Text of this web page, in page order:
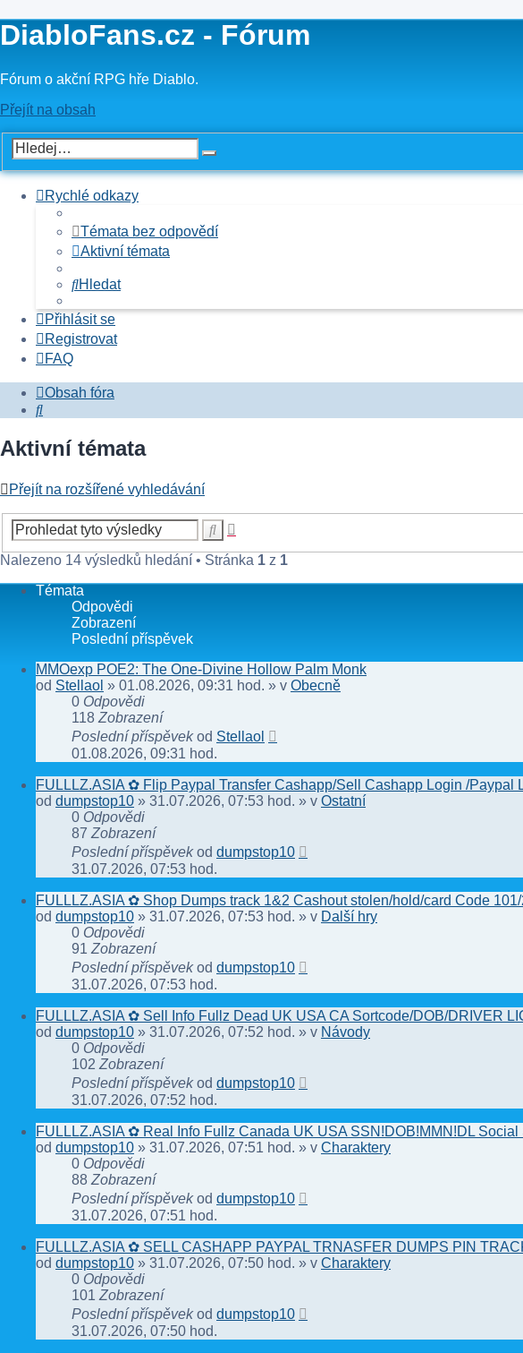
DiabloFans.cz - Fórum
Fórum o akční RPG hře Diablo.
Přejít na obsah
Rychlé odkazy
Témata bez odpovědí
Aktivní témata
Hledat
Přihlásit se
Registrovat
FAQ
Obsah fóra
Hledat
Aktivní témata
Přejít na rozšířené vyhledávání
Hledat
Nalezeno 14 výsledků hledání • Stránka 1 z 1
Témata
Odpovědi
Zobrazení
Poslední příspěvek
MMOexp POE2: The One-Divine Hollow Palm Monk
od Stellaol » 01.08.2026, 09:31 hod. » v Obecně
0 Odpovědi
118 Zobrazení
Poslední příspěvekod Stellaol
01.08.2026, 09:31 hod.
FULLLZ.ASIA ✿ Flip Paypal Transfer Cashapp/Sell Cashapp Login /Paypal
od dumpstop10 » 31.07.2026, 07:53 hod. » v Ostatní
0 Odpovědi
87 Zobrazení
Poslední příspěvekod dumpstop10
31.07.2026, 07:53 hod.
FULLLZ.ASIA ✿ Shop Dumps track 1&2 Cashout stolen/hold/card Code
od dumpstop10 » 31.07.2026, 07:53 hod. » v Další hry
0 Odpovědi
91 Zobrazení
Poslední příspěvekod dumpstop10
31.07.2026, 07:53 hod.
FULLLZ.ASIA ✿ Sell Info Fullz Dead UK USA CA Sortcode/DOB/DRIVER
od dumpstop10 » 31.07.2026, 07:52 hod. » v Návody
0 Odpovědi
102 Zobrazení
Poslední příspěvekod dumpstop10
31.07.2026, 07:52 hod.
FULLLZ.ASIA ✿ Real Info Fullz Canada UK USA SSN!DOB!MMN!DL
od dumpstop10 » 31.07.2026, 07:51 hod. » v Charaktery
0 Odpovědi
88 Zobrazení
Poslední příspěvekod dumpstop10
31.07.2026, 07:51 hod.
FULLLZ.ASIA ✿ SELL CASHAPP PAYPAL TRNASFER DUMPS PIN
od dumpstop10 » 31.07.2026, 07:50 hod. » v Charaktery
0 Odpovědi
101 Zobrazení
Poslední příspěvekod dumpstop10
31.07.2026, 07:50 hod.